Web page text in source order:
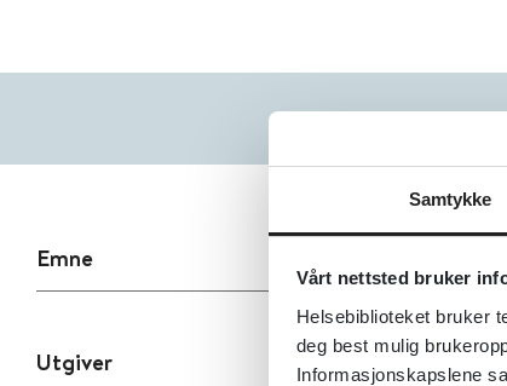
Samtykke
Vårt nettsted bruker
Helsebiblioteket bruker
deg best mulig
Informasjonskapslene
Emne
Utgiver